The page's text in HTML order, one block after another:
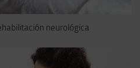
neurológica